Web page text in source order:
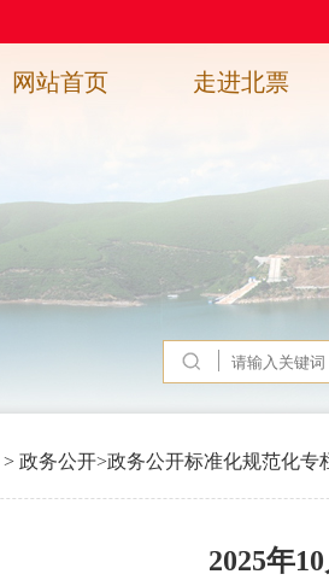
网站首页 走进北票
> 政务公开>政务公开标准化规范化专
2025年